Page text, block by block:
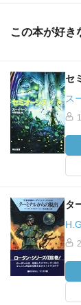
この本が好き
セ
ス
タ